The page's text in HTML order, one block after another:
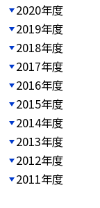
2020年度
2019年度
2018年度
2017年度
2016年度
2015年度
2014年度
2013年度
2012年度
2011年度